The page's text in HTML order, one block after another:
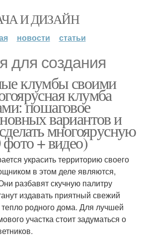
И ДИЗАЙН
новости статьи
для создания
клумбы своими
клумба
пошаговое
вариантов и
многоярусную
+ видео)
украсить территорию своего
в этом деле являются,
разбавят скучную палитру
издавать приятный свежий
родного дома. Для лучшей
участка стоит задуматься о